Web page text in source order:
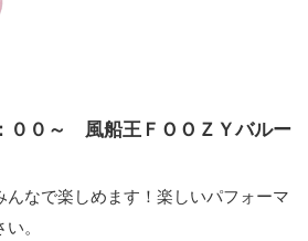
００～ 風船王ＦＯＯＺＹバルー
んなで楽しめます！楽しいパフォーマ
。